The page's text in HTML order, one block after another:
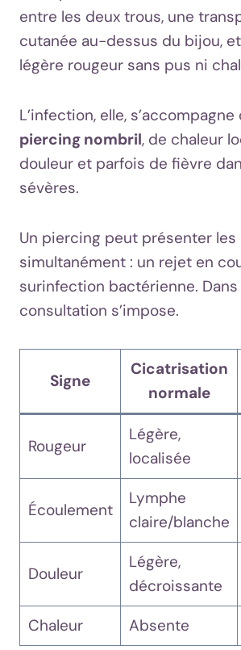
entre les deux trous, une
cutanée au-dessus du bijou,
légère rougeur sans pus ni
L’infection, elle, s’accompagne
piercing nombril, de chaleur
douleur et parfois de fièvre
sévères.
Un piercing peut présenter les
simultanément : un rejet en
surinfection bactérienne. Dans
consultation s’impose.
Signe
Cicatrisation
normale
Rougeur
Légère,
localisée
Écoulement
Lymphe
claire/blanche
Douleur
Légère,
décroissante
Chaleur
Absente